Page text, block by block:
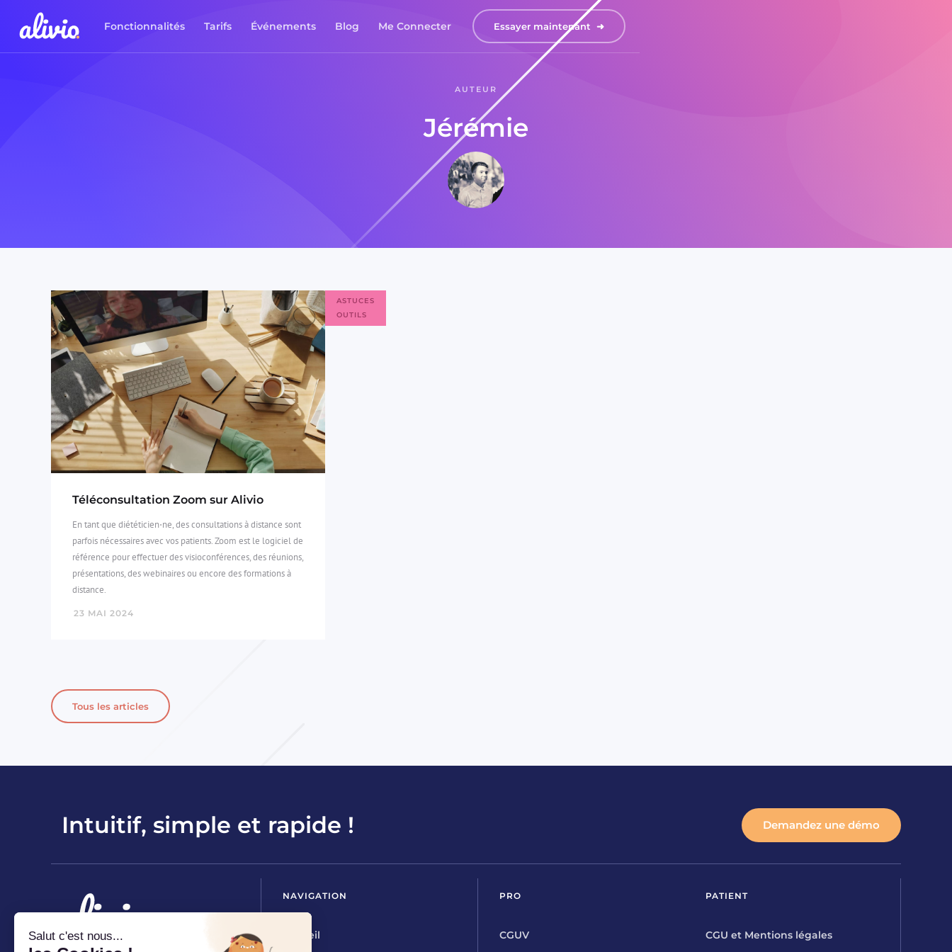
Salut c'est nous...
Fonctionnalités Tarifs Événements Blog Me Connecter Essayer maintenant  ➜
AUTEUR
Jérémie
Téléconsultation Zoom sur Alivio
En tant que diététicien⋅ne, des consultations à distance sont
parfois nécessaires avec vos patients. Zoom est le logiciel de
référence pour effectuer des visioconférences, des réunions,
présentations, des webinaires ou encore des formations à
distance.
23 MAI 2024
ASTUCES
OUTILS
Tous les articles
Intuitif, simple et rapide ! Demandez une démo
NAVIGATION
Accueil
PRO
CGUV
PATIENT
CGU et Mentions légales